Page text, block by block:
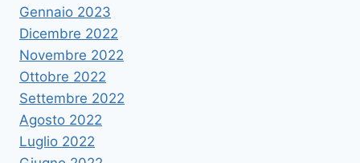
Gennaio 2023
Dicembre 2022
Novembre 2022
Ottobre 2022
Settembre 2022
Agosto 2022
Luglio 2022